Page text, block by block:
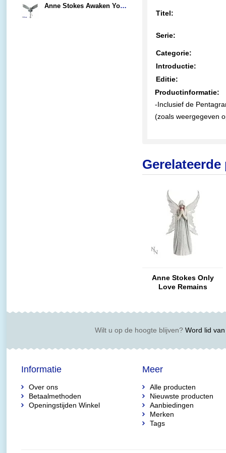
Titel:
Serie:
Categorie:
Introductie:
Editie:
Productinformatie:
-Inclusief de
(zoals weergegeven
Anne Stokes Only
Love Remains
Anne Stokes Awaken Your Magic
Wilt u op de hoogte blijven?Word lid van
Informatie
Over ons
Betaalmethoden
Openingstijden Winkel
Meer
Alle producten
Nieuwste producten
Aanbiedingen
Merken
Tags